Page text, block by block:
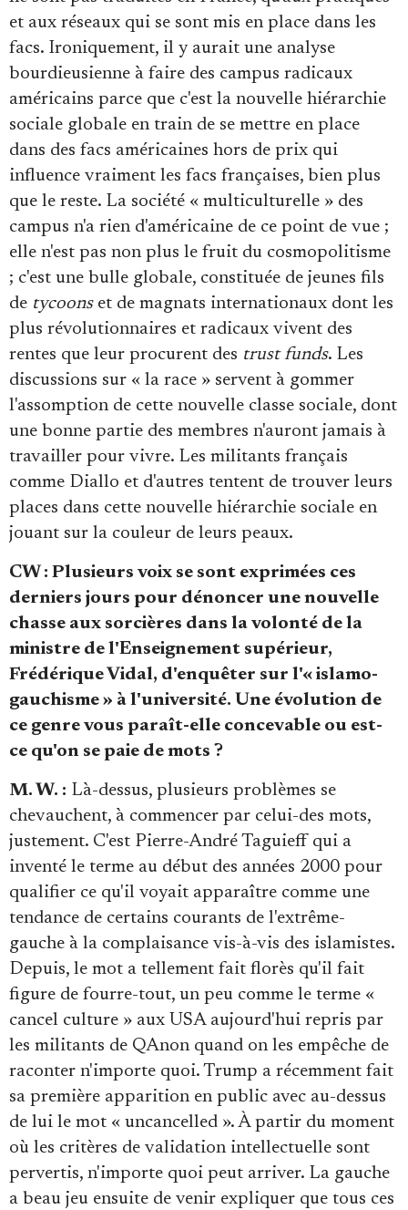
et aux réseaux qui se sont mis en place dans les
facs. Ironiquement, il y aurait une analyse
bourdieusienne à faire des campus radicaux
américains parce que c'est la nouvelle hiérarchie
sociale globale en train de se mettre en place
dans des facs américaines hors de prix qui
influence vraiment les facs françaises, bien plus
que le reste. La société « multiculturelle » des
campus n'a rien d'américaine de ce point de vue ;
elle n'est pas non plus le fruit du cosmopolitisme
; c'est une bulle globale, constituée de jeunes fils
de tycoonset de magnats internationaux dont les
plus révolutionnaires et radicaux vivent des
rentes que leur procurent des trust funds. Les
discussions sur « la race » servent à gommer
l'assomption de cette nouvelle classe sociale, dont
une bonne partie des membres n'auront jamais à
travailler pour vivre. Les militants français
comme Diallo et d'autres tentent de trouver leurs
places dans cette nouvelle hiérarchie sociale en
jouant sur la couleur de leurs peaux.
CW : Plusieurs voix se sont exprimées ces
derniers jours pour dénoncer une nouvelle
chasse aux sorcières dans la volonté de la
ministre de l'Enseignement supérieur,
Frédérique Vidal, d'enquêter sur l'« islamo-
gauchisme » à l'université. Une évolution de
ce genre vous paraît-elle concevable ou est-
ce qu'on se paie de mots ?
M. W. : Là-dessus, plusieurs problèmes se
chevauchent, à commencer par celui-des mots,
justement. C'est Pierre-André Taguieff qui a
inventé le terme au début des années 2000 pour
qualifier ce qu'il voyait apparaître comme une
tendance de certains courants de l'extrême-
gauche à la complaisance vis-à-vis des islamistes.
Depuis, le mot a tellement fait florès qu'il fait
figure de fourre-tout, un peu comme le terme «
cancel culture » aux USA aujourd'hui repris par
les militants de QAnon quand on les empêche de
raconter n'importe quoi. Trump a récemment fait
sa première apparition en public avec au-dessus
de lui le mot « uncancelled ». À partir du moment
où les critères de validation intellectuelle sont
pervertis, n'importe quoi peut arriver. La gauche
a beau jeu ensuite de venir expliquer que tous ces